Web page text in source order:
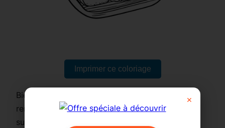
Imprimer ce coloriage
Bienvenue dans un univers où la gastronomie
rencontre la mignonnerie ! Voici un plateau de
sushis tout droit sorti d’un rêve kawaii, chaque
×